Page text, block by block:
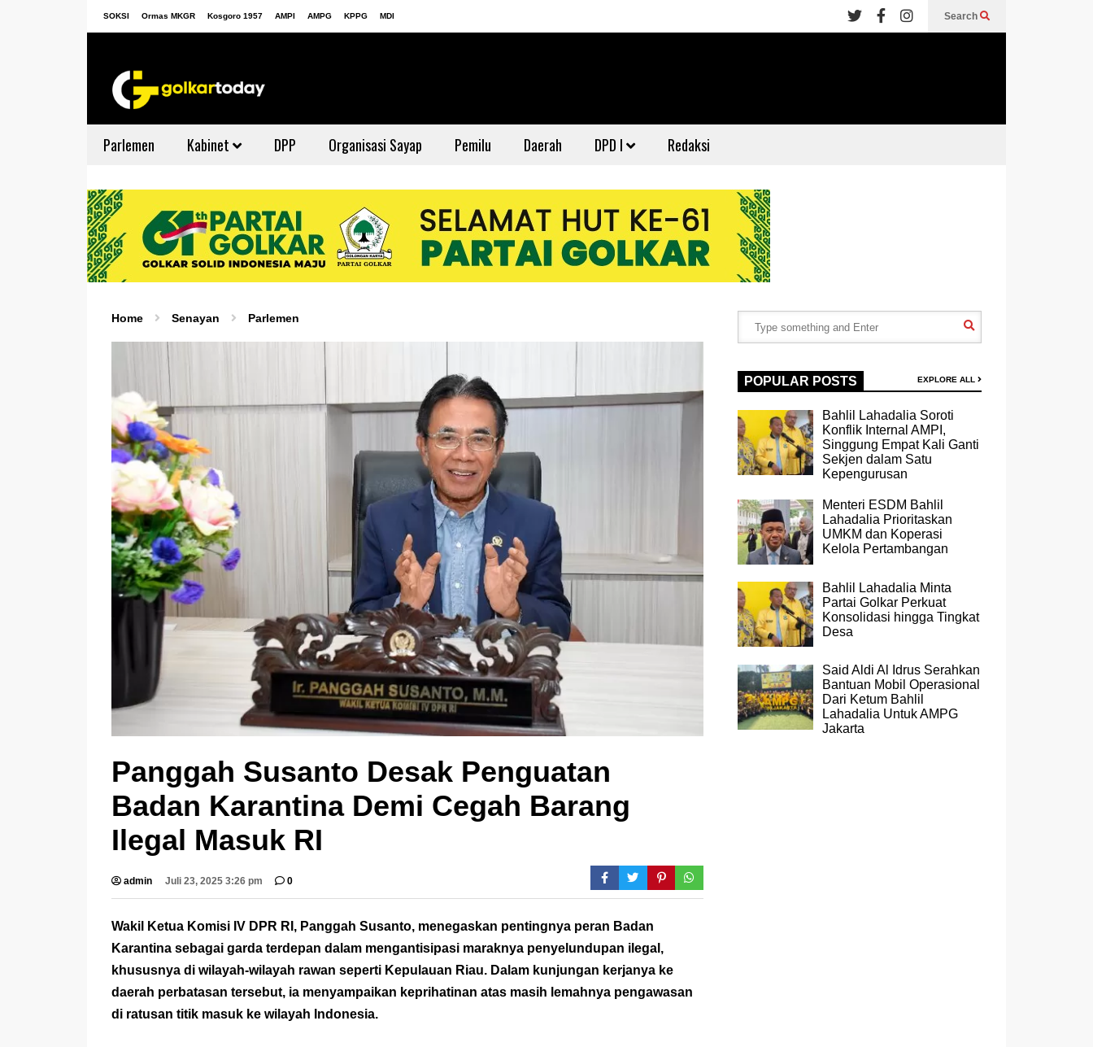
SOKSI Ormas MKGR Kosgoro 1957 AMPI AMPG KPPG MDI Search
Parlemen Kabinet DPP Organisasi Sayap Pemilu Daerah DPD I Redaksi
Home Senayan Parlemen
Panggah Susanto Desak Penguatan
Badan Karantina Demi Cegah Barang
Ilegal Masuk RI
admin Juli 23, 2025 3:26 pm 0
Wakil Ketua Komisi IV DPR RI, Panggah Susanto, menegaskan pentingnya peran Badan
Karantina sebagai garda terdepan dalam mengantisipasi maraknya penyelundupan ilegal,
khususnya di wilayah-wilayah rawan seperti Kepulauan Riau. Dalam kunjungan kerjanya ke
daerah perbatasan tersebut, ia menyampaikan keprihatinan atas masih lemahnya pengawasan
di ratusan titik masuk ke wilayah Indonesia.
POPULAR POSTS EXPLORE ALL
Bahlil Lahadalia Soroti
Konflik Internal AMPI,
Singgung Empat Kali Ganti
Sekjen dalam Satu
Kepengurusan
Menteri ESDM Bahlil
Lahadalia Prioritaskan
UMKM dan Koperasi
Kelola Pertambangan
Bahlil Lahadalia Minta
Partai Golkar Perkuat
Konsolidasi hingga Tingkat
Desa
Said Aldi Al Idrus Serahkan
Bantuan Mobil Operasional
Dari Ketum Bahlil
Lahadalia Untuk AMPG
Jakarta